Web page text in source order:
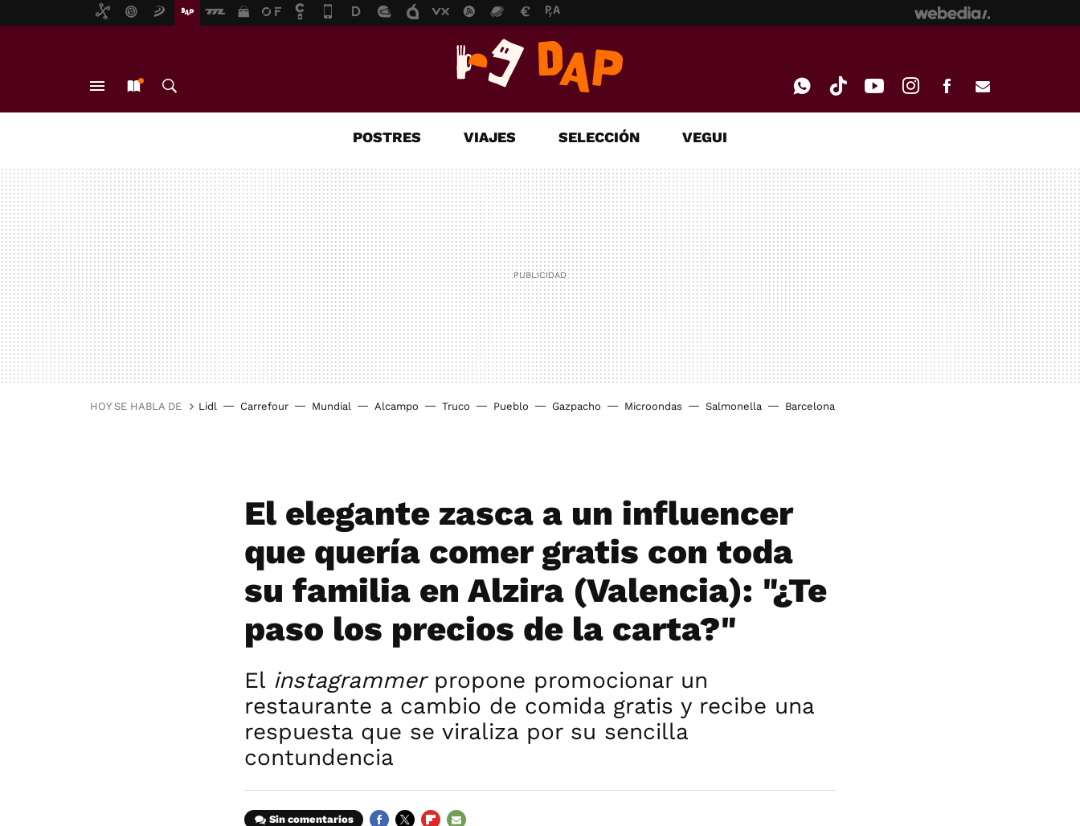
MAIL
POSTRES VIAJES SELECCIÓN VEGUI
HOY SE HABLA DE Lidl Carrefour Mundial Alcampo Truco Pueblo Gazpacho Microondas Salmonella Barcelona
El elegante zasca a un influencer
que quería comer gratis con toda
su familia en Alzira (Valencia): "¿Te
paso los precios de la carta?"
El instagrammerpropone promocionar un
restaurante a cambio de comida gratis y recibe una
respuesta que se viraliza por su sencilla
contundencia
Sin comentarios